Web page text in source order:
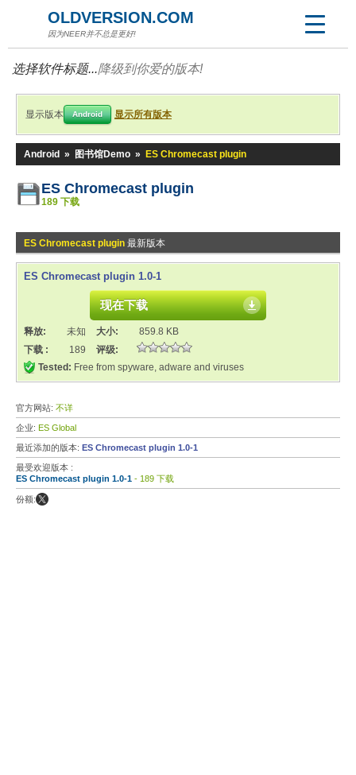
OLDVERSION.COM
因为NEER并不总是更好!
选择软件标题...降级到你爱的版本!
显示版本 Android 显示所有版本
Android » 图书馆Demo » ES Chromecast plugin
ES Chromecast plugin
189 下载
ES Chromecast plugin 最新版本
ES Chromecast plugin 1.0-1
现在下载
释放: 未知 大小:
859.8 KB
下载 :
189
评级:
Tested: Free from spyware, adware and viruses
官方网站: 不详
企业: ES Global
最近添加的版本: ES Chromecast plugin 1.0-1
最受欢迎版本 :
ES Chromecast plugin 1.0-1 - 189 下载
份额: